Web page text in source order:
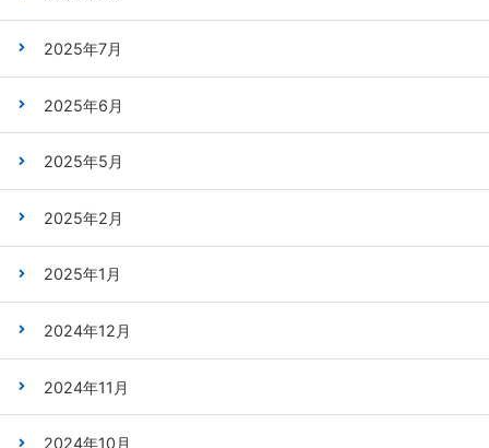
2025年7月
2025年6月
2025年5月
2025年2月
2025年1月
2024年12月
2024年11月
2024年10月